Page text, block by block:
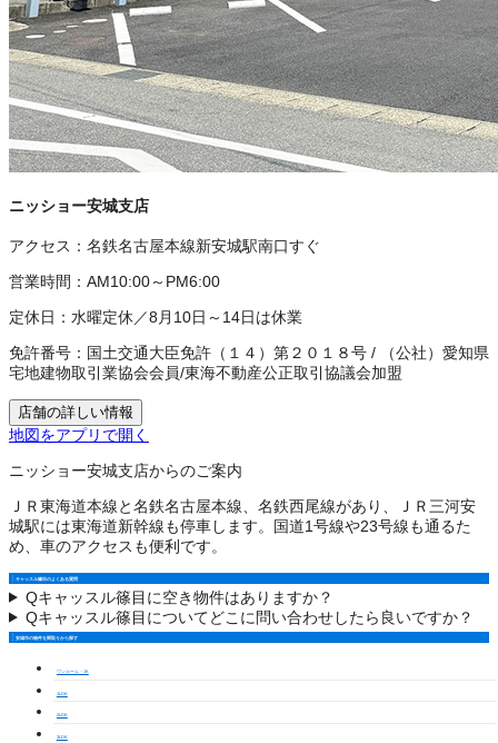
ニッショー安城支店
アクセス： 名鉄名古屋本線新安城駅南口すぐ
営業時間： AM10:00～PM6:00
定休日： 水曜定休／8月10日～14日は休業
免許番号： 国土交通大臣免許（１４）第２０１８号 /
（公社）愛知県
宅地建物取引業協会会員/東海不動産公正取引協議会加盟
店舗の詳しい情報
地図をアプリで開く
ニッショー安城支店からのご案内
ＪＲ東海道本線と名鉄名古屋本線、名鉄西尾線があり、ＪＲ三河安
城駅には東海道新幹線も停車します。国道1号線や23号線も通るた
め、車のアクセスも便利です。
キャッスル篠目のよくある質問
Qキャッスル篠目に空き物件はありますか？
Qキャッスル篠目についてどこに問い合わせしたら良いですか？
安城市の物件を間取りから探す
ワンルーム・1K
1LDK
2LDK
3LDK